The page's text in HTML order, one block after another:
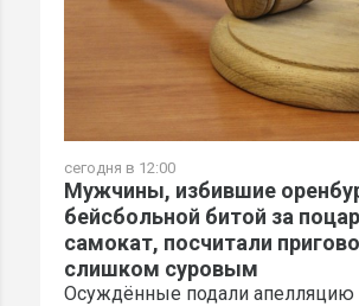
сегодня в 12:00
Мужчины, избившие
бейсбольной битой за
самокат, посчитали
слишком суровым
Осуждённые подали апелляцию